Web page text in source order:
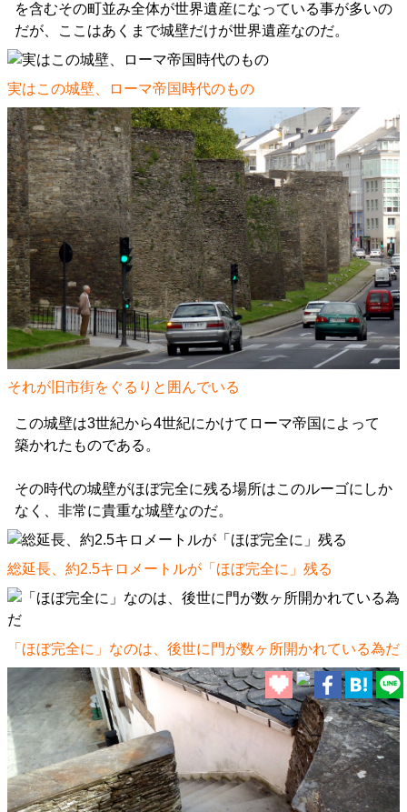
を含むその町並み全体が世界遺産になっている事が多いの
だが、ここはあくまで城壁だけが世界遺産なのだ。
実はこの城壁、ローマ帝国時代のもの
それが旧市街をぐるりと囲んでいる
この城壁は3世紀から4世紀にかけてローマ帝国によって
築かれたものである。
その時代の城壁がほぼ完全に残る場所はこのルーゴにしか
なく、非常に貴重な城壁なのだ。
総延長、約2.5キロメートルが「ほぼ完全に」残る
「ほぼ完全に」なのは、後世に門が数ヶ所開かれている為だ